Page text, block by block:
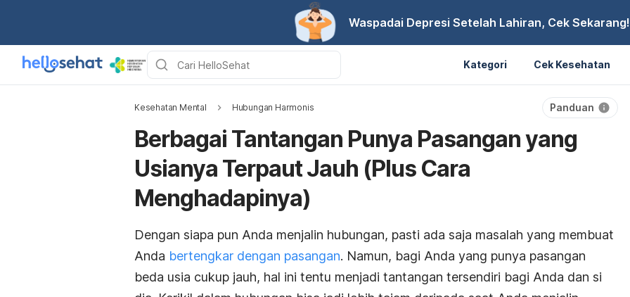
Waspadai Depresi Setelah Lahiran, Cek Sekarang!
Kategori Cek Kesehatan
Kesehatan Mental Hubungan Harmonis Panduan
Berbagai Tantangan Punya Pasangan yang
Usianya Terpaut Jauh (Plus Cara
Menghadapinya)
Dengan siapa pun Anda menjalin hubungan, pasti ada saja masalah yang membuat
Anda bertengkar dengan pasangan. Namun, bagi Anda yang punya pasangan
beda usia cukup jauh, hal ini tentu menjadi tantangan tersendiri bagi Anda dan si